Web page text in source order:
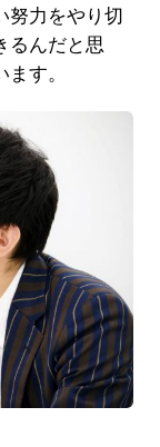
努力をやり切
るんだと思
す。